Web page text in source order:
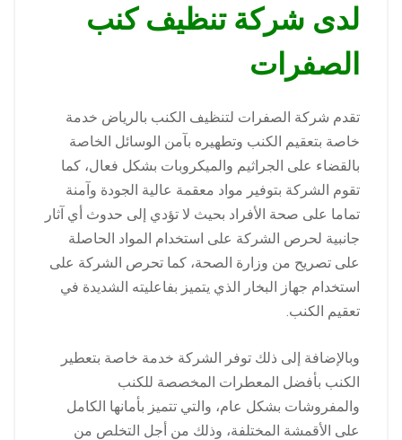
لدى شركة تنظيف كنب
الصفرات
تقدم شركة الصفرات لتنظيف الكنب بالرياض خدمة
خاصة بتعقيم الكنب وتطهيره بآمن الوسائل الخاصة
بالقضاء على الجراثيم والميكروبات بشكل فعال، كما
تقوم الشركة بتوفير مواد معقمة عالية الجودة وآمنة
تماما على صحة الأفراد بحيث لا تؤدي إلى حدوث أي آثار
جانبية لحرص الشركة على استخدام المواد الحاصلة
على تصريح من وزارة الصحة، كما تحرص الشركة على
استخدام جهاز البخار الذي يتميز بفاعليته الشديدة في
تعقيم الكنب.
وبالإضافة إلى ذلك توفر الشركة خدمة خاصة بتعطير
الكنب بأفضل المعطرات المخصصة للكنب
والمفروشات بشكل عام، والتي تتميز بأمانها الكامل
على الأقمشة المختلفة، وذلك من أجل التخلص من